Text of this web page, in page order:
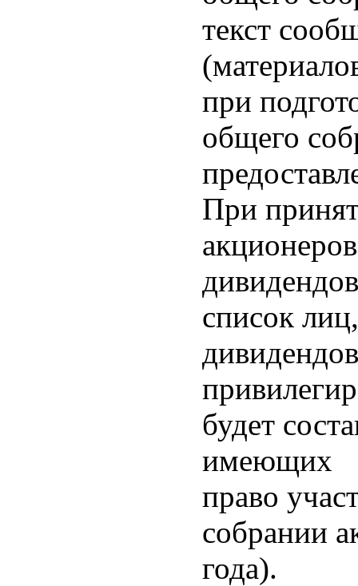
текст
при
общего
При
дивидендов
список
будет
имеющих
право
собрании
года).